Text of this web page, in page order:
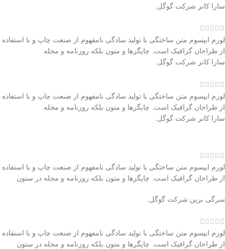
سارا کانر شرکت گوگل.
لورم ایپسوم متن ساختگی با تولید سادگی نامفهوم از صنعت چاپ و با استفاده
از طراحان گرافیک است. چاپگرها و متون بلکه روزنامه و مجله
سارا کانر شرکت گوگل.
لورم ایپسوم متن ساختگی با تولید سادگی نامفهوم از صنعت چاپ و با استفاده
از طراحان گرافیک است. چاپگرها و متون بلکه روزنامه و مجله
سارا کانر شرکت گوگل.
لورم ایپسوم متن ساختگی با تولید سادگی نامفهوم از صنعت چاپ و با استفاده
از طراحان گرافیک است. چاپگرها و متون بلکه روزنامه و مجله در ستون
سرگی برین شرکت گوگل.
لورم ایپسوم متن ساختگی با تولید سادگی نامفهوم از صنعت چاپ و با استفاده
از طراحان گرافیک است. چاپگرها و متون بلکه روزنامه و مجله در ستون